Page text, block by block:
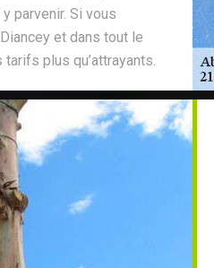
parvenir. Si vous
et dans tout le
plus qu’attrayants.